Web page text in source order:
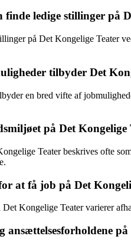
ledige stillinger på
på Det Kongelige Teater
tilbyder Det
en bred vifte af
på Det Kongelige
Teater beskrives ofte
at få job på Det
Kongelige Teater varierer
ansættelsesforholdene på